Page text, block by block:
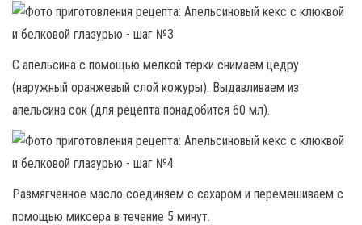
С апельсина с помощью мелкой тёрки снимаем цедру
(наружный оранжевый слой кожуры). Выдавливаем из
апельсина сок (для рецепта понадобится 60 мл).
Размягченное масло соединяем с сахаром и перемешиваем с
помощью миксера в течение 5 минут.